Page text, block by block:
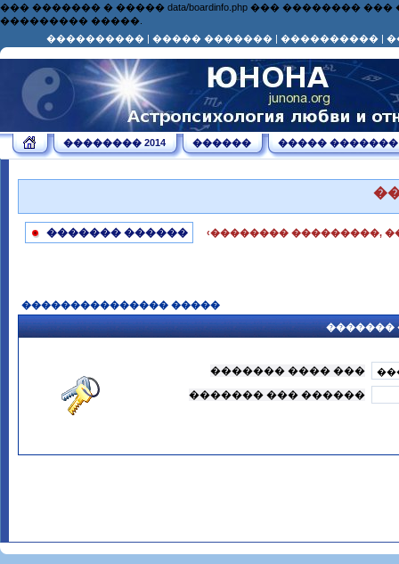
��� ������� � ����� data/boardinfo.php ���
��������� �����.
���������� | ����� ������� | ���������� |
�������� 2014 ������ ����� �������
������� ������ ‹�������� ���������,
��������������� �����
�������
������� ���� ���
������� ��� ������